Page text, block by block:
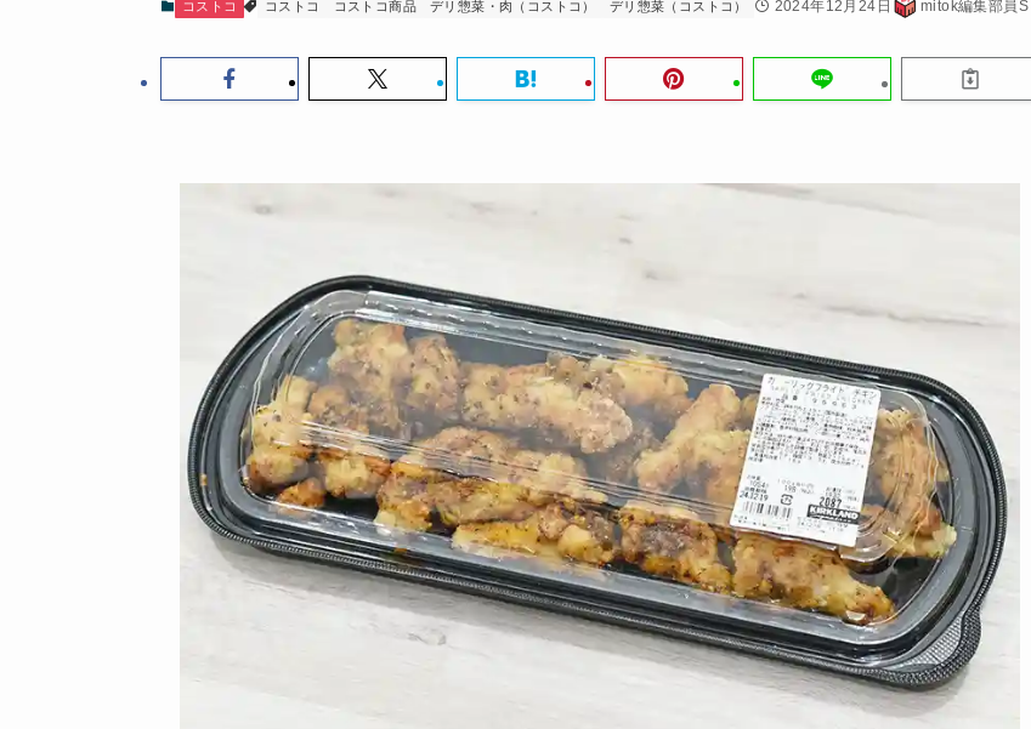
コストコ コストコ コストコ商品 デリ惣菜・肉（コストコ） デリ惣菜（コストコ） 2024年12月24日 mitok編集部員S